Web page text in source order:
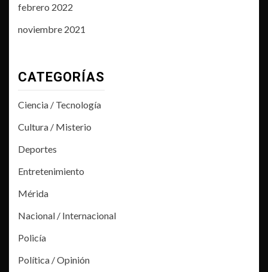
febrero 2022
noviembre 2021
CATEGORÍAS
Ciencia / Tecnología
Cultura / Misterio
Deportes
Entretenimiento
Mérida
Nacional / Internacional
Policía
Política / Opinión